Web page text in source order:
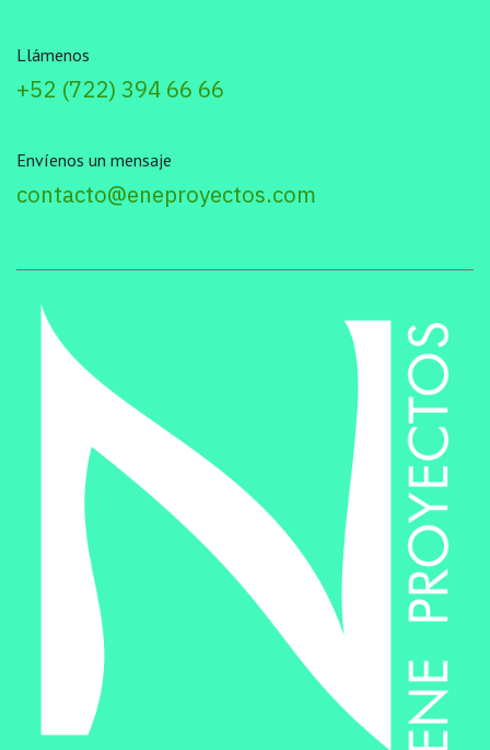
Llámenos
+52 (722) 394 66 66
Envíenos un mensaje
contacto@eneproyectos.com